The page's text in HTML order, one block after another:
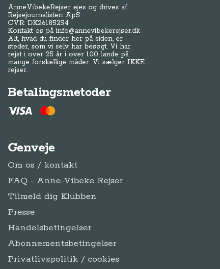
AnneVibekeRejser ejes og drives af
Rejsejournalisten ApS
CVR: DK26185254
Kontakt os påinfo@annevibekerejser.dk
Alt, hvad du finder her på siden, er
steder, som vi selv har besøgt. Vi har
rejst i over 25 år i over 100 lande på
mange forskellige måder. Vi sælger IKKE
rejser.
Betalingsmetoder
Genveje
Om os / kontakt
FAQ - Anne-Vibeke Rejser
Tilmeld dig Klubben
Presse
Handelsbetingelser
Abonnementsbetingelser
Privatlivspolitik / cookies